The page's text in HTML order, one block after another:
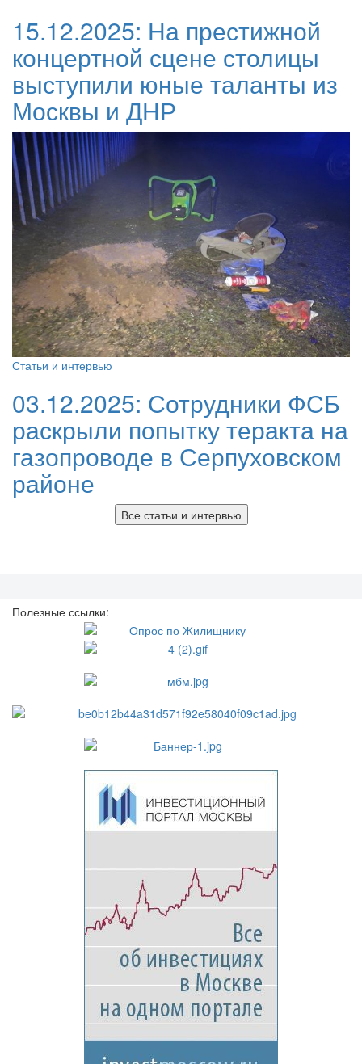
15.12.2025: На престижной
концертной сцене столицы
выступили юные таланты из
Москвы и ДНР
Статьи и интервью
03.12.2025: Сотрудники ФСБ
раскрыли попытку теракта на
газопроводе в Серпуховском
районе
Все статьи и интервью
Полезные ссылки: